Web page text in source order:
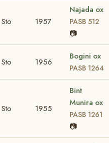
Sto 1957
Najada ox
PASB 512
📷
Sto 1956
Bogini ox
PASB 1264
Sto 1955
Bint
Munira ox
PASB 1261
📷